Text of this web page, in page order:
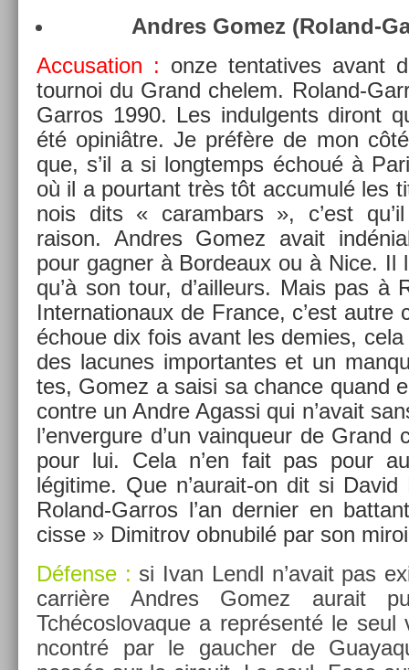
An­dres Gomez (Roland-
Ac­cusa­tion : onze ten­tatives avant
tour­noi du Grand chelem. Roland-
Garros 1990. Les in­dul­gents di­ront
été opiniâtre. Je préfère de mon
que, s’il a si longtemps échoué à
où il a pour­tant très tôt ac­cumulé les
nois dits « caram­bars », c’est
raison. An­dres Gomez avait
pour gagn­er à Bor­deaux ou à Nice. Il
qu’à son tour, d’ail­leurs. Mais pas à
In­ter­nationaux de Fran­ce, c’est autre
échoue dix fois avant les de­m­ies,
des lacunes im­por­tantes et un
tes, Gomez a saisi sa chan­ce quand
con­tre un Andre Agas­si qui n’avait
l’en­vergure d’un vain­queur de Grand
pour lui. Cela n’en fait pas pour
légitime. Que n’aurait-on dit si
Roland-Garros l’an de­rni­er en
cisse » Di­mit­rov ob­nubilé par son
Défense : si Ivan Lendl n’avait pas
carrière An­dres Gomez aurait
Tchécos­lovaque a représenté le
ncontré par le gauch­er de